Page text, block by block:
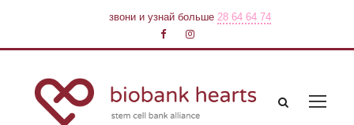
звони и узнай больше28 64 64 74